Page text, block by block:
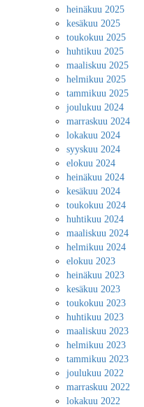
heinäkuu 2025
kesäkuu 2025
toukokuu 2025
huhtikuu 2025
maaliskuu 2025
helmikuu 2025
tammikuu 2025
joulukuu 2024
marraskuu 2024
lokakuu 2024
syyskuu 2024
elokuu 2024
heinäkuu 2024
kesäkuu 2024
toukokuu 2024
huhtikuu 2024
maaliskuu 2024
helmikuu 2024
elokuu 2023
heinäkuu 2023
kesäkuu 2023
toukokuu 2023
huhtikuu 2023
maaliskuu 2023
helmikuu 2023
tammikuu 2023
joulukuu 2022
marraskuu 2022
lokakuu 2022